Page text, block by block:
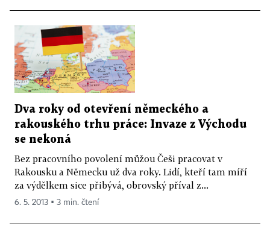
Dva roky od otevření německého a
rakouského trhu práce: Invaze z Východu
se nekoná
Bez pracovního povolení můžou Češi pracovat v
Rakousku a Německu už dva roky. Lidí, kteří tam míří
za výdělkem sice přibývá, obrovský příval z...
6. 5. 2013 ▪ 3 min. čtení